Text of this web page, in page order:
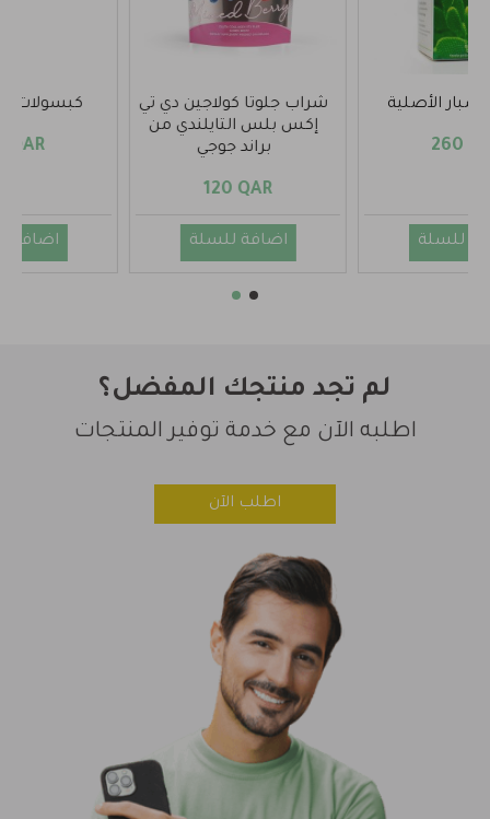
شراب جلوتا كولاجين دي تي
إكس بلس التايلندي من
كبسولات اي بي سليم
لم تجد منتجك المفضل؟
اطلبه الآن مع خدمة توفير المنتجات
اطلب الآن